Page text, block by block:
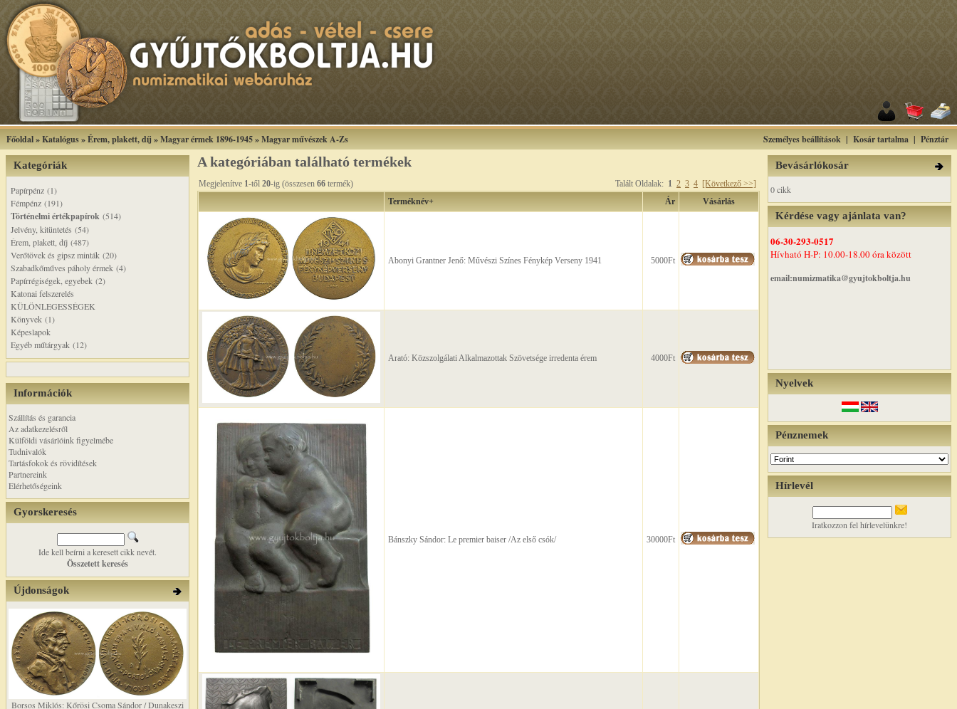
Főoldal»Katalógus»Érem, plakett, díj »Magyar érmek 1896-1945»Magyar művészek A-Zs Személyes beállítások | Kosár tartalma | Pénztár
Kategóriák
Papírpénz (1)
Fémpénz (191)
Történelmi értékpapírok (514)
Jelvény, kitüntetés (54)
Érem, plakett, díj (487)
Verőtövek és gipsz minták (20)
Szabadkőműves páholy érmek (4)
Papírrégiségek, egyebek (2)
Katonai felszerelés
KÜLÖNLEGESSÉGEK
Könyvek (1)
Képeslapok
Egyéb műtárgyak (12)
Információk
Szállítás és garancia
Az adatkezelésről
Külföldi vásárlóink figyelmébe
Tudnivalók
Tartásfokok és rövidítések
Partnereink
Elérhetőségeink
Gyorskeresés
Ide kell beírni a keresett cikk nevét.
Összetett keresés
Újdonságok
Borsos Miklós: Kőrösi Csoma Sándor / Dunakeszi
A kategóriában található termékek
Megjelenítve 1-től 20-ig (összesen 66 termék) Talált Oldalak: 1 2 3 4 [Következő >>]
Terméknév+
Ár Vásárlás
Abonyi Grantner Jenő: Művészi Színes Fénykép Verseny 1941 5000Ft
Arató: Közszolgálati Alkalmazottak Szövetsége irredenta érem 4000Ft
Bánszky Sándor: Le premier baiser /Az első csók/ 30000Ft
Bevásárlókosár
0 cikk
Kérdése vagy ajánlata van?
06-30-293-0517
Hívható H-P: 10.00-18.00 óra között
email:numizmatika@gyujtokboltja.hu
Nyelvek
Pénznemek
Hírlevél
Iratkozzon fel hírlevelünkre!